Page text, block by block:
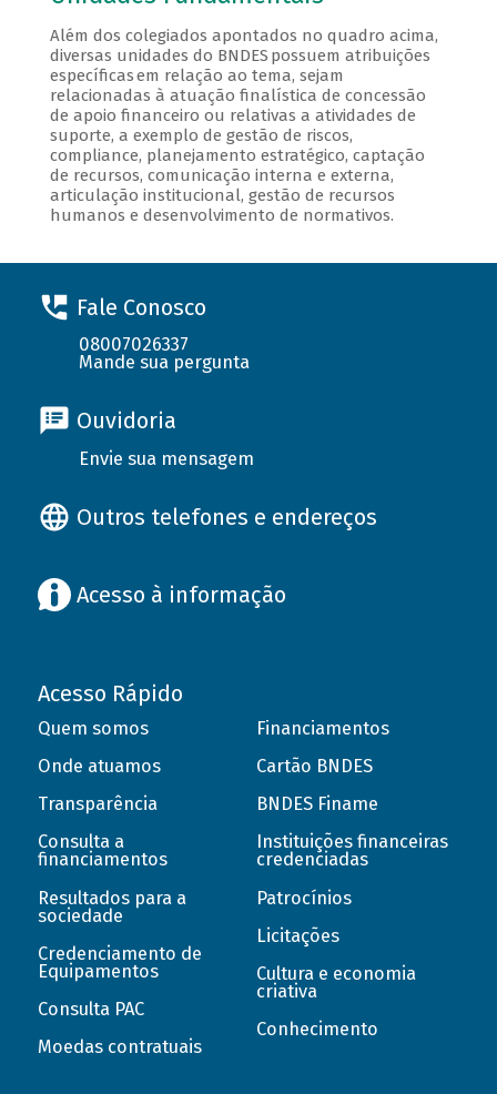
Além dos colegiados apontados no quadro acima,
diversas unidades do BNDES possuem atribuições
específicas em relação ao tema, sejam
relacionadas à atuação finalística de concessão
de apoio financeiro ou relativas a atividades de
suporte, a exemplo de gestão de riscos,
compliance, planejamento estratégico, captação
de recursos, comunicação interna e externa,
articulação institucional, gestão de recursos
humanos e desenvolvimento de normativos.
Fale Conosco
08007026337
Mande sua pergunta
Ouvidoria
Envie sua mensagem
Outros telefones e endereços
Acesso à informação
Acesso Rápido
Quem somos
Onde atuamos
Transparência
Consulta a
financiamentos
Resultados para a
sociedade
Credenciamento de
Equipamentos
Consulta PAC
Moedas contratuais
Financiamentos
Cartão BNDES
BNDES Finame
Instituições financeiras
credenciadas
Patrocínios
Licitações
Cultura e economia
criativa
Conhecimento